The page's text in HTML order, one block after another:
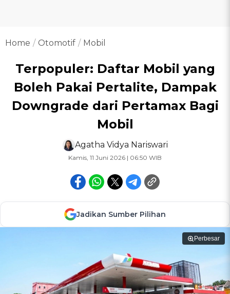
Home Otomotif Mobil
Terpopuler: Daftar Mobil yang
Boleh Pakai Pertalite, Dampak
Downgrade dari Pertamax Bagi
Mobil
Agatha Vidya Nariswari
Kamis, 11 Juni 2026 | 06:50 WIB
Jadikan Sumber Pilihan
Perbesar